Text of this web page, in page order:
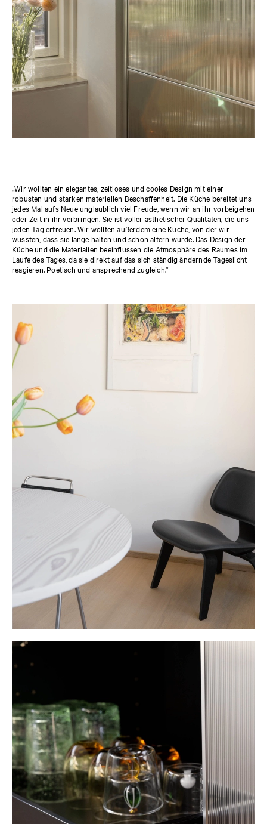
„Wir wollten ein elegantes, zeitloses und cooles Design mit einer
robusten und starken materiellen Beschaffenheit. Die Küche bereitet uns
jedes Mal aufs Neue unglaublich viel Freude, wenn wir an ihr vorbeigehen
oder Zeit in ihr verbringen. Sie ist voller ästhetischer Qualitäten, die uns
jeden Tag erfreuen. Wir wollten außerdem eine Küche, von der wir
wussten, dass sie lange halten und schön altern würde. Das Design der
Küche und die Materialien beeinflussen die Atmosphäre des Raumes im
Laufe des Tages, da sie direkt auf das sich ständig ändernde Tageslicht
reagieren. Poetisch und ansprechend zugleich.“